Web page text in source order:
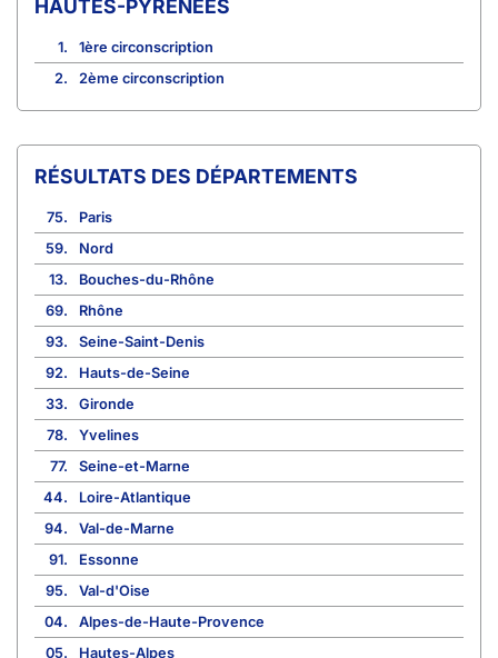
HAUTES-PYRÉNÉES
1.
1ère circonscription
2.
2ème circonscription
RÉSULTATS DES DÉPARTEMENTS
75.
Paris
59.
Nord
13.
Bouches-du-Rhône
69.
Rhône
93.
Seine-Saint-Denis
92.
Hauts-de-Seine
33.
Gironde
78.
Yvelines
77.
Seine-et-Marne
44.
Loire-Atlantique
94.
Val-de-Marne
91.
Essonne
95.
Val-d'Oise
04.
Alpes-de-Haute-Provence
05.
Hautes-Alpes